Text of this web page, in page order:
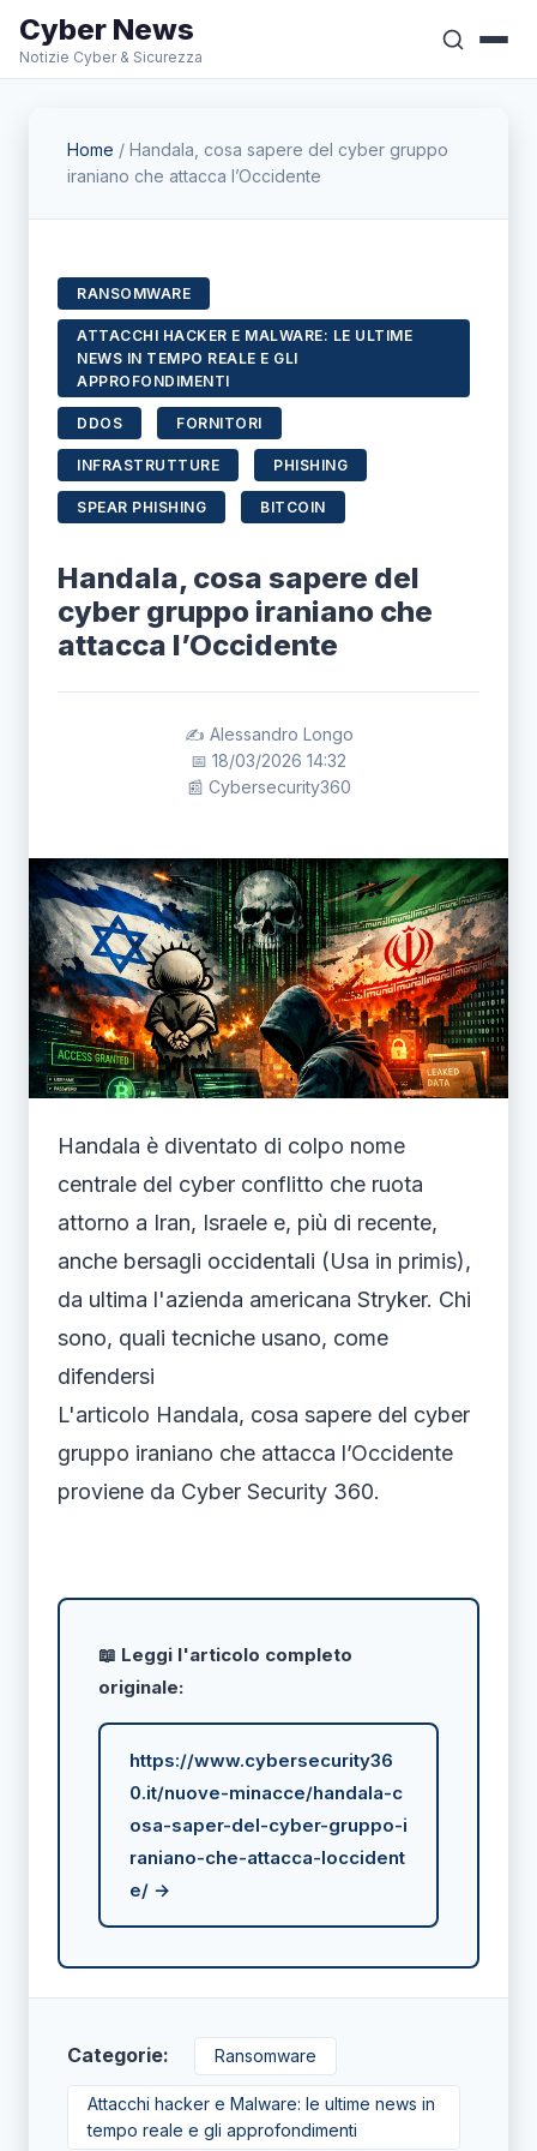
Cyber News
Notizie Cyber & Sicurezza
Home / Handala, cosa sapere del cyber gruppo
iraniano che attacca l’Occidente
RANSOMWARE
ATTACCHI HACKER E MALWARE: LE ULTIME
NEWS IN TEMPO REALE E GLI
APPROFONDIMENTI
DDOS FORNITORI
INFRASTRUTTURE PHISHING
SPEAR PHISHING BITCOIN
Handala, cosa sapere del
cyber gruppo iraniano che
attacca l’Occidente
✍️ Alessandro Longo
📅 18/03/2026 14:32
📰 Cybersecurity360
Handala è diventato di colpo nome
centrale del cyber conflitto che ruota
attorno a Iran, Israele e, più di recente,
anche bersagli occidentali (Usa in primis),
da ultima l'azienda americana Stryker. Chi
sono, quali tecniche usano, come
difendersi
L'articolo Handala, cosa sapere del cyber
gruppo iraniano che attacca l’Occidente
proviene da Cyber Security 360.
📖 Leggi l'articolo completo
originale:
https://www.cybersecurity36
0.it/nuove-minacce/handala-c
osa-saper-del-cyber-gruppo-i
raniano-che-attacca-loccident
e/ →
Categorie: Ransomware
Attacchi hacker e Malware: le ultime news in
tempo reale e gli approfondimenti